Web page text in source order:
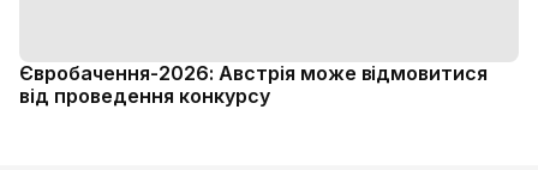
Євробачення-2026: Австрія може відмовитися
від проведення конкурсу